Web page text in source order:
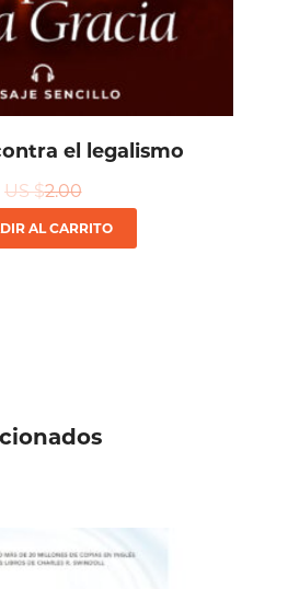
el legalismo
US $2.00
AL CARRITO